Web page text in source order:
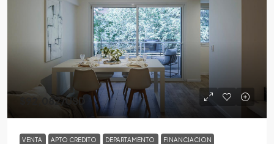
$92,082/USD
VENTA APTO CREDITO DEPARTAMENTO FINANCIACION